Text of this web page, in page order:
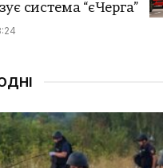
система “єЧерга”